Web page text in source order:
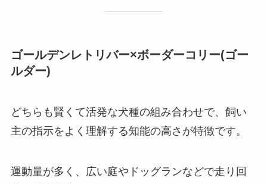
ゴールデンレトリバー×ボーダーコリー(ゴー
ルダー)
どちらも賢くて活発な犬種の組み合わせで、飼い
主の指示をよく理解する知能の高さが特徴です。
運動量が多く、広い庭やドッグランなどで走り回